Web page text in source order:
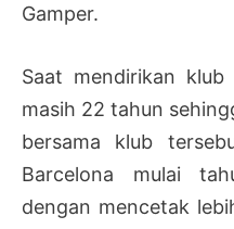
Gamper.
Saat mendirikan klub
masih 22 tahun
bersama klub
Barcelona mulai
dengan mencetak